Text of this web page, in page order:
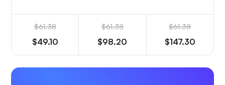
$61.38
$49.10
$61.38
$98.20
$61.38
$147.30